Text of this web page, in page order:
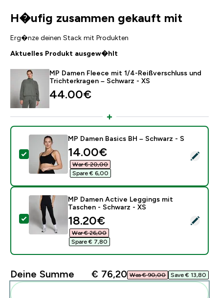
H�ufig zusammen gekauft mit
Erg�nze deinen Stack mit Produkten
Aktuelles Produkt ausgew�hlt
MP Damen Fleece mit 1/4-Reißverschluss und
Trichterkragen – Schwarz - XS
44.00€‎
Dieses Produkt ausw�hlen - MP Damen Basics BH –
MP Damen Basics BH – Schwarz - S
discounted price
14.00€‎
War € 20,00‎
Spare € 6,00‎
Dieses Produkt ausw�hlen - MP Damen Active
MP Damen Active Leggings mit
Taschen - Schwarz - XS
discounted price
18.20€‎
War € 26,00‎
Spare € 7,80‎
Deine Summe € 76,20‎ Was € 90,00‎ Save € 13,80‎